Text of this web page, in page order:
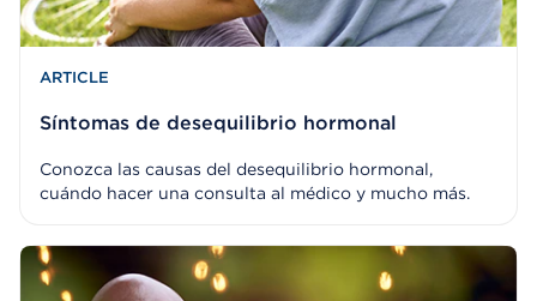
ARTICLE
Síntomas de desequilibrio hormonal
Conozca las causas del desequilibrio hormonal,
cuándo hacer una consulta al médico y mucho más.